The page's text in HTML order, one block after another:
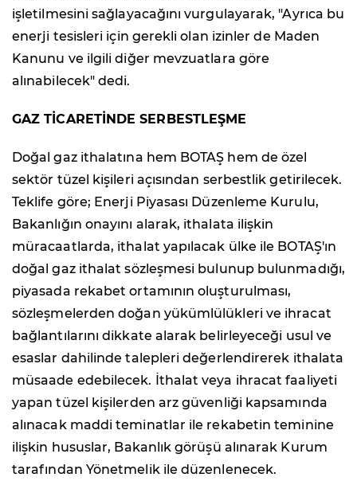
işletilmesini sağlayacağını vurgulayarak, "Ayrıca bu
enerji tesisleri için gerekli olan izinler de Maden
Kanunu ve ilgili diğer mevzuatlara göre
alınabilecek" dedi.
GAZ TİCARETİNDE SERBESTLEŞME
Doğal gaz ithalatına hem BOTAŞ hem de özel
sektör tüzel kişileri açısından serbestlik getirilecek.
Teklife göre; Enerji Piyasası Düzenleme Kurulu,
Bakanlığın onayını alarak, ithalata ilişkin
müracaatlarda, ithalat yapılacak ülke ile BOTAŞ'ın
doğal gaz ithalat sözleşmesi bulunup bulunmadığı,
piyasada rekabet ortamının oluşturulması,
sözleşmelerden doğan yükümlülükleri ve ihracat
bağlantılarını dikkate alarak belirleyeceği usul ve
esaslar dahilinde talepleri değerlendirerek ithalata
müsaade edebilecek. İthalat veya ihracat faaliyeti
yapan tüzel kişilerden arz güvenliği kapsamında
alınacak maddi teminatlar ile rekabetin teminine
ilişkin hususlar, Bakanlık görüşü alınarak Kurum
tarafından Yönetmelik ile düzenlenecek.